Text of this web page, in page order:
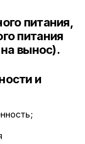
питания,
питания
вынос).
и